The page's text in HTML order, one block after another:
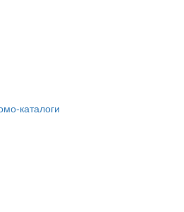
каталоги